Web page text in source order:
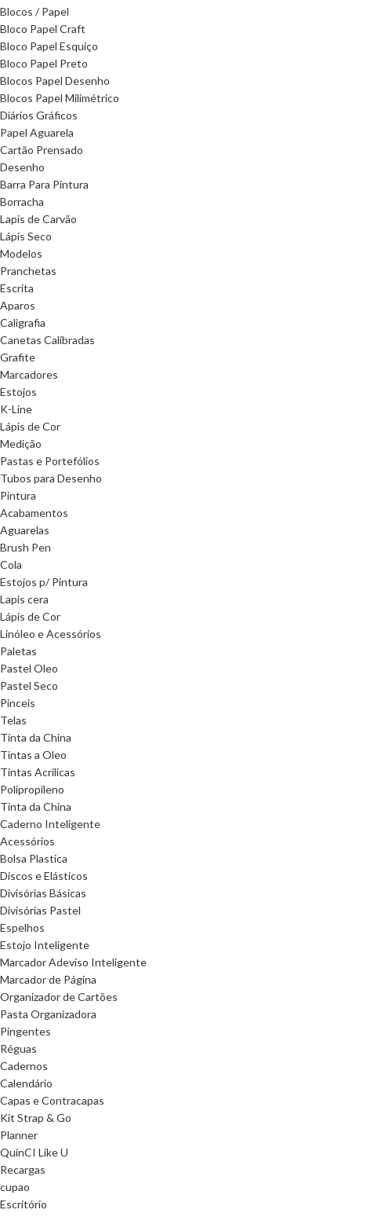
Blocos / Papel
Bloco Papel Craft
Bloco Papel Esquiço
Bloco Papel Preto
Blocos Papel Desenho
Blocos Papel Milimétrico
Diários Gráficos
Papel Aguarela
Cartão Prensado
Desenho
Barra Para Pintura
Borracha
Lapis de Carvão
Lápis Seco
Modelos
Pranchetas
Escrita
Aparos
Caligrafia
Canetas Calibradas
Grafite
Marcadores
Estojos
K-Line
Lápis de Cor
Medição
Pastas e Portefólios
Tubos para Desenho
Pintura
Acabamentos
Aguarelas
Brush Pen
Cola
Estojos p/ Pintura
Lapis cera
Lápis de Cor
Linóleo e Acessórios
Paletas
Pastel Oleo
Pastel Seco
Pinceis
Telas
Tinta da China
Tintas a Oleo
Tintas Acrilicas
Polipropileno
Tinta da China
Caderno Inteligente
Acessórios
Bolsa Plastica
Discos e Elásticos
Divisórias Básicas
Divisórias Pastel
Espelhos
Estojo Inteligente
Marcador Adeviso Inteligente
Marcador de Página
Organizador de Cartões
Pasta Organizadora
Pingentes
Réguas
Cadernos
Calendário
Capas e Contracapas
Kit Strap & Go
Planner
QuinCI Like U
Recargas
cupao
Escritório